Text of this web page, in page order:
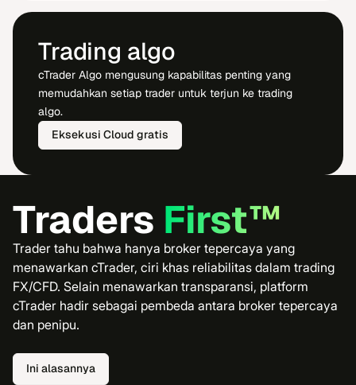
Trading algo
cTrader Algo mengusung kapabilitas penting yang
memudahkan setiap trader untuk terjun ke trading
algo.
Eksekusi Cloud gratis
Traders First™
Trader tahu bahwa hanya broker tepercaya yang
menawarkan cTrader, ciri khas reliabilitas dalam trading
FX/CFD. Selain menawarkan transparansi, platform
cTrader hadir sebagai pembeda antara broker tepercaya
dan penipu.
Ini alasannya